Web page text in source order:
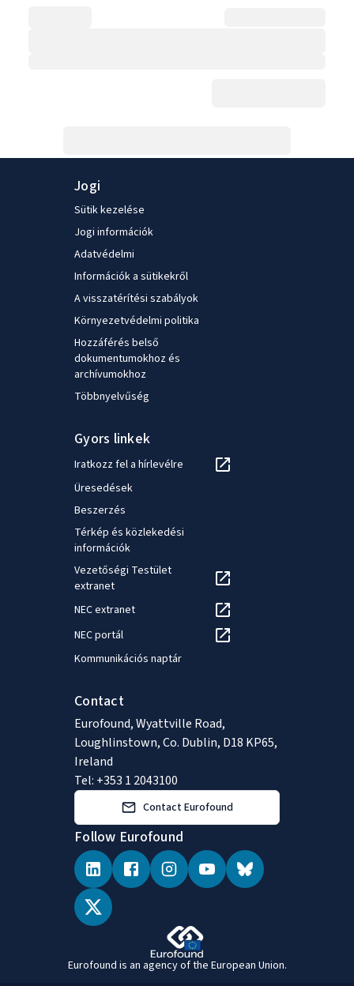
Jogi
Sütik kezelése
Jogi információk
Adatvédelmi
Információk a sütikekről
A visszatérítési szabályok
Környezetvédelmi politika
Hozzáférés belső
dokumentumokhoz és
archívumokhoz
Többnyelvűség
Gyors linkek
Iratkozz fel a hírlevélre
Üresedések
Beszerzés
Térkép és közlekedési
információk
Vezetőségi Testület
extranet
NEC extranet
NEC portál
Kommunikációs naptár
Contact
Eurofound, Wyattville Road,
Loughlinstown, Co. Dublin, D18 KP65,
Ireland
Tel: +353 1 2043100
Contact Eurofound
Follow Eurofound
Eurofound is an agency of the European Union.